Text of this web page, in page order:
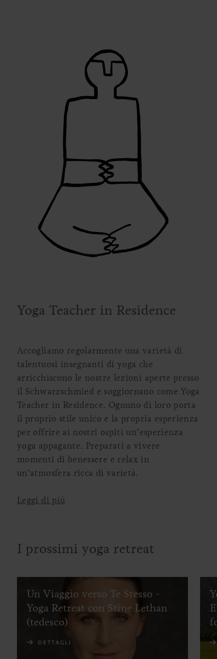
Yoga Teacher in Residence
Accogliamo regolarmente una varietà di
talentuosi insegnanti di yoga che
arricchiscono le nostre lezioni aperte presso
il Schwarzschmied e soggiornano come Yoga
Teacher in Residence. Ognuno di loro porta
il proprio stile unico e la propria esperienza
per offrire ai nostri ospiti un’esperienza
yoga appagante. Preparati a vivere
momenti di benessere e relax in
un’atmosfera ricca di varietà.
Leggi di più
I prossimi yoga retreat
Un Viaggio verso Te Stesso -
Yoga Retreat con Stine Lethan
(tedesco)
DETTAGLI